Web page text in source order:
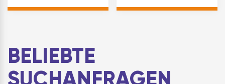
Masse ist thixotrop
Dampfbremse mit
BELIEBTE
SUCHANFRAGEN